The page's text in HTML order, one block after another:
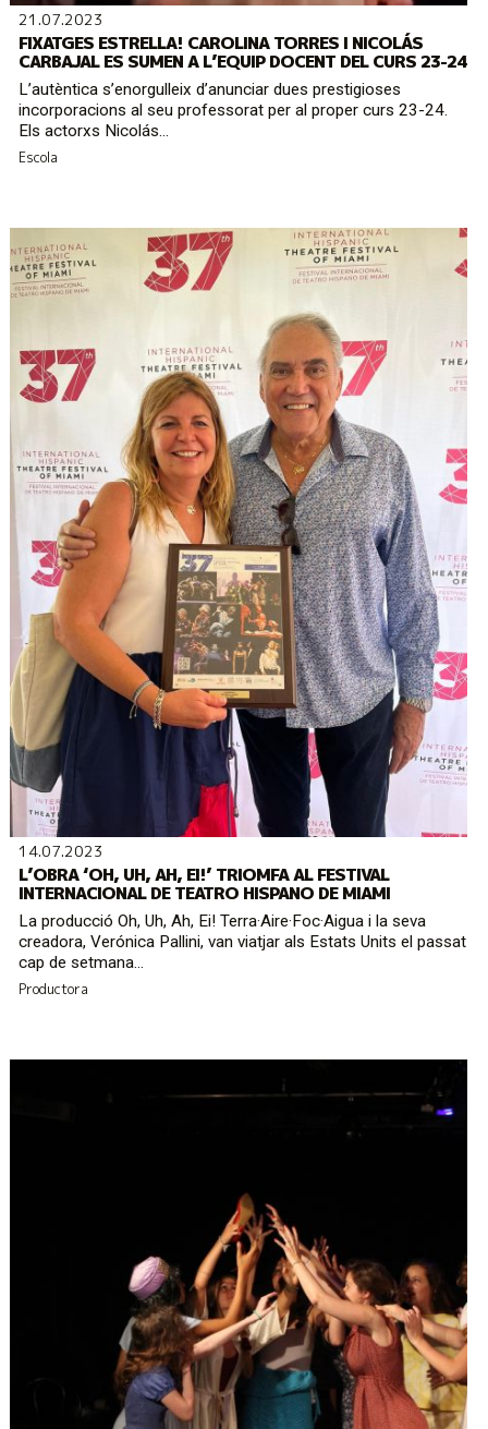
21.07.2023
FIXATGES ESTRELLA! CAROLINA TORRES I NICOLÁS
CARBAJAL ES SUMEN A L’EQUIP DOCENT DEL CURS 23-24
L’autèntica s’enorgulleix d’anunciar dues prestigioses
incorporacions al seu professorat per al proper curs 23-24.
Els actorxs Nicolás...
Escola
14.07.2023
L’OBRA ‘OH, UH, AH, EI!’ TRIOMFA AL FESTIVAL
INTERNACIONAL DE TEATRO HISPANO DE MIAMI
La producció Oh, Uh, Ah, Ei! Terra·Aire·Foc·Aigua i la seva
creadora, Verónica Pallini, van viatjar als Estats Units el passat
cap de setmana...
Productora